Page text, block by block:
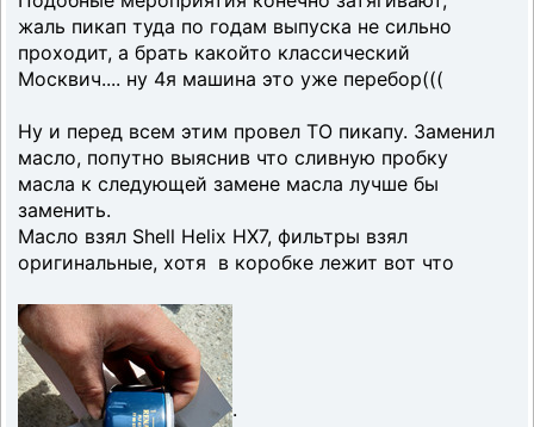
жаль пикап туда по годам выпуска не сильно
проходит, а брать какойто классический
Москвич.... ну 4я машина это уже перебор(((
Ну и перед всем этим провел ТО пикапу. Заменил
масло, попутно выяснив что сливную пробку
масла к следующей замене масла лучше бы
заменить.
Масло взял Shell Helix HX7, фильтры взял
оригинальные, хотя в коробке лежит вот что
.